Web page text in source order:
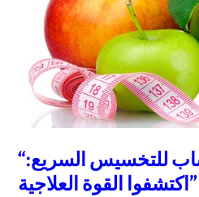
“أفضل الاعشاب للتخسيس السريع:
اكتشفوا القوة العلاجية”